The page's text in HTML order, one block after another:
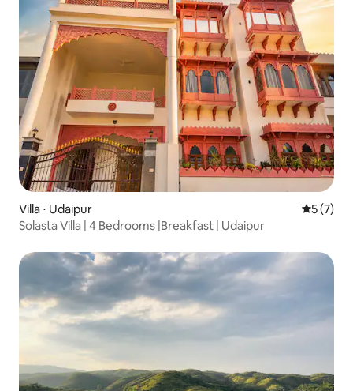
Villa ⋅ Udaipur
5 (7)
Solasta Villa | 4 Bedrooms |Breakfast | Udaipur